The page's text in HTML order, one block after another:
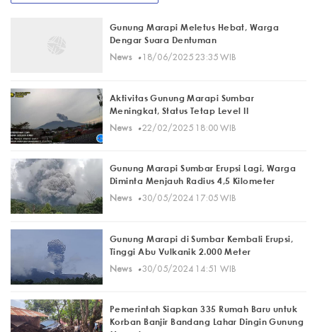
Gunung Marapi Meletus Hebat, Warga
Dengar Suara Dentuman
News· 18/06/2025 23:35 WIB
Aktivitas Gunung Marapi Sumbar
Meningkat, Status Tetap Level II
News· 22/02/2025 18:00 WIB
Gunung Marapi Sumbar Erupsi Lagi, Warga
Diminta Menjauh Radius 4,5 Kilometer
News· 30/05/2024 17:05 WIB
Gunung Marapi di Sumbar Kembali Erupsi,
Tinggi Abu Vulkanik 2.000 Meter
News· 30/05/2024 14:51 WIB
Pemerintah Siapkan 335 Rumah Baru untuk
Korban Banjir Bandang Lahar Dingin Gunung